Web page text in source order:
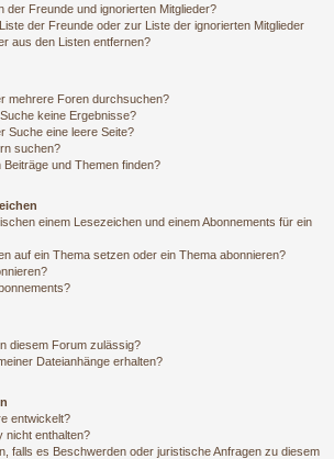
der Freunde und ignorierten Mitglieder?
der Freunde oder zur Liste der ignorierten Mitglieder
aus den Listen entfernen?
mehrere Foren durchsuchen?
keine Ergebnisse?
Suche eine leere Seite?
suchen?
und Themen finden?
einem Lesezeichen und einem Abonnements für ein
auf ein Thema setzen oder ein Thema abonnieren?
diesem Forum zulässig?
Dateianhänge erhalten?
entwickelt?
nicht enthalten?
falls es Beschwerden oder juristische Anfragen zu diesem